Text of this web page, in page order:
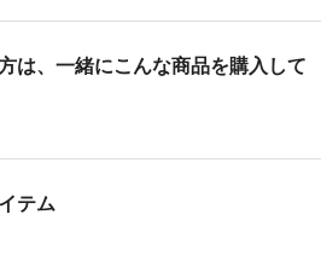
は、一緒にこんな商品を購入して
テム